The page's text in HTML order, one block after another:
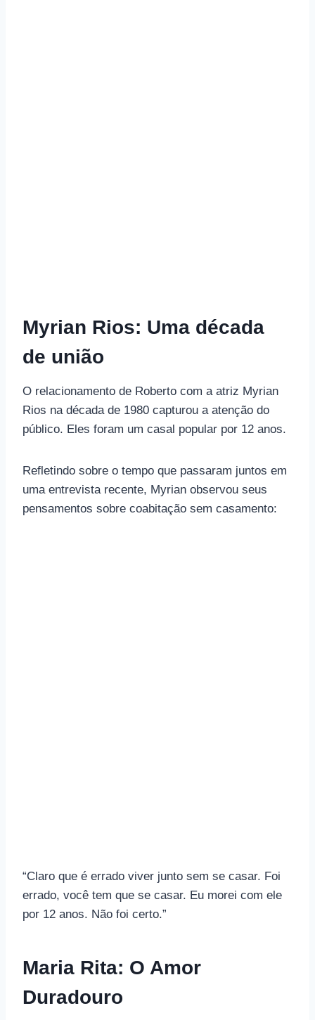
Myrian Rios: Uma década
de união
O relacionamento de Roberto com a atriz Myrian
Rios na década de 1980 capturou a atenção do
público. Eles foram um casal popular por 12 anos.
Refletindo sobre o tempo que passaram juntos em
uma entrevista recente, Myrian observou seus
pensamentos sobre coabitação sem casamento:
“Claro que é errado viver junto sem se casar. Foi
errado, você tem que se casar. Eu morei com ele
por 12 anos. Não foi certo.”
Maria Rita: O Amor
Duradouro